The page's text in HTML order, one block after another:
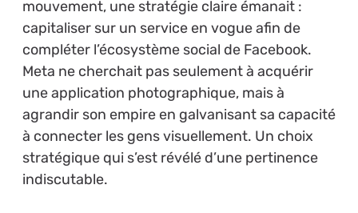
mouvement, une stratégie claire émanait :
capitaliser sur un service en vogue afin de
compléter l’écosystème social de Facebook.
Meta ne cherchait pas seulement à acquérir
une application photographique, mais à
agrandir son empire en galvanisant sa capacité
à connecter les gens visuellement. Un choix
stratégique qui s’est révélé d’une pertinence
indiscutable.